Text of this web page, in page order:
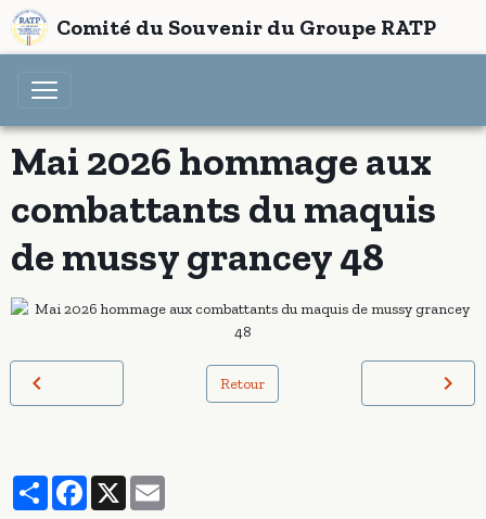
Comité du Souvenir du Groupe RATP
Mai 2026 hommage aux
combattants du maquis
de mussy grancey 48
Retour
PartagerFacebook
X